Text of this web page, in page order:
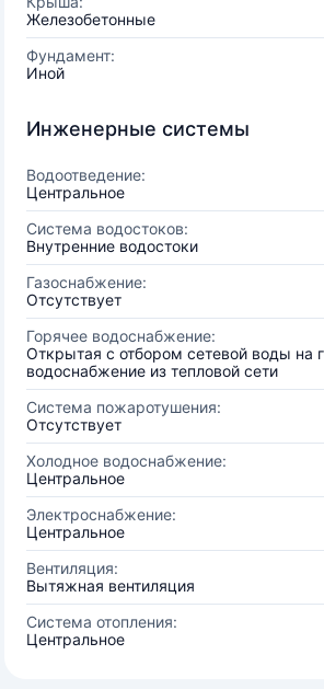
Железобетонные
Фундамент:
Иной
Инженерные системы
Водоотведение:
Центральное
Система водостоков:
Внутренние водостоки
Газоснабжение:
Отсутствует
Горячее водоснабжение:
Открытая с отбором сетевой воды на
водоснабжение из тепловой сети
Система пожаротушения:
Отсутствует
Холодное водоснабжение:
Центральное
Электроснабжение:
Центральное
Вентиляция:
Вытяжная вентиляция
Система отопления:
Центральное